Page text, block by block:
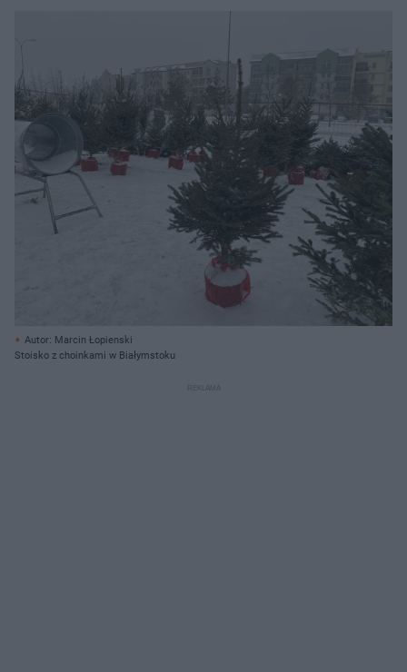
Autor: Marcin Łopienski
Stoisko z choinkami w Białymstoku